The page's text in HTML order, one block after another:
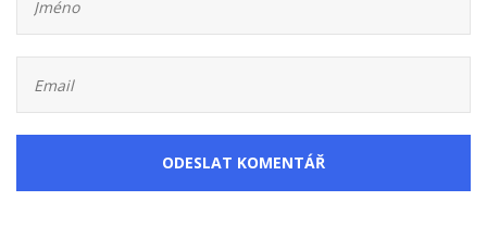
ODESLAT KOMENTÁŘ